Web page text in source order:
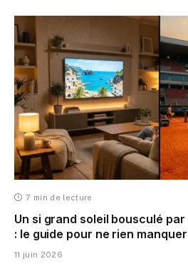
7 min de lecture
Un si grand soleil bousculé
: le guide pour ne rien manquer
11 juin 2026